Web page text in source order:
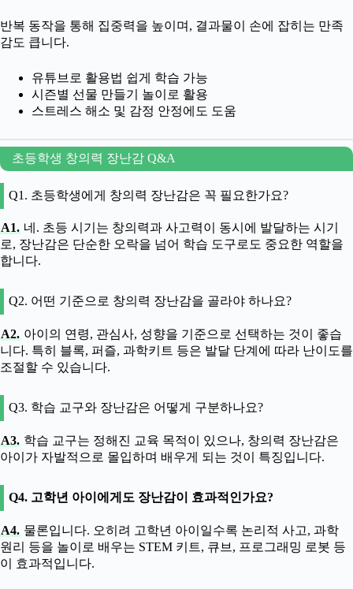
반복 동작을 통해 집중력을 높이며, 결과물이 손에 잡히는 만족
감도 큽니다.
유튜브로 활용법 쉽게 학습 가능
시즌별 선물 만들기 놀이로 활용
스트레스 해소 및 감정 안정에도 도움
초등학생 창의력 장난감 Q&A
Q1. 초등학생에게 창의력 장난감은 꼭 필요한가요?
A1. 네. 초등 시기는 창의력과 사고력이 동시에 발달하는 시기
로, 장난감은 단순한 오락을 넘어 학습 도구로도 중요한 역할을
합니다.
Q2. 어떤 기준으로 창의력 장난감을 골라야 하나요?
A2. 아이의 연령, 관심사, 성향을 기준으로 선택하는 것이 좋습
니다. 특히 블록, 퍼즐, 과학키트 등은 발달 단계에 따라 난이도를
조절할 수 있습니다.
Q3. 학습 교구와 장난감은 어떻게 구분하나요?
A3. 학습 교구는 정해진 교육 목적이 있으나, 창의력 장난감은
아이가 자발적으로 몰입하며 배우게 되는 것이 특징입니다.
Q4. 고학년 아이에게도 장난감이 효과적인가요?
A4. 물론입니다. 오히려 고학년 아이일수록 논리적 사고, 과학
원리 등을 놀이로 배우는 STEM 키트, 큐브, 프로그래밍 로봇 등
이 효과적입니다.